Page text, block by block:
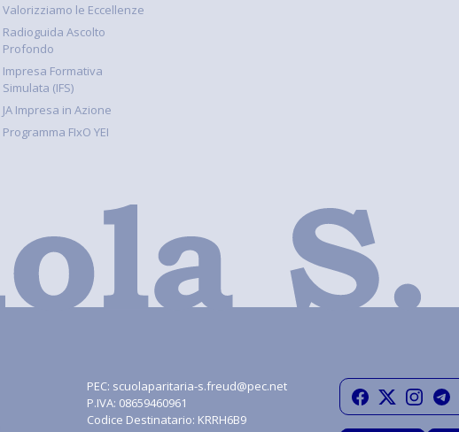
Valorizziamo le Eccellenze
Radioguida Ascolto
Profondo
Impresa Formativa
Simulata (IFS)
JA Impresa in Azione
Programma FIxO YEI
PEC: scuolaparitaria-s.freud@pec.net
P.IVA: 08659460961
Codice Destinatario: KRRH6B9